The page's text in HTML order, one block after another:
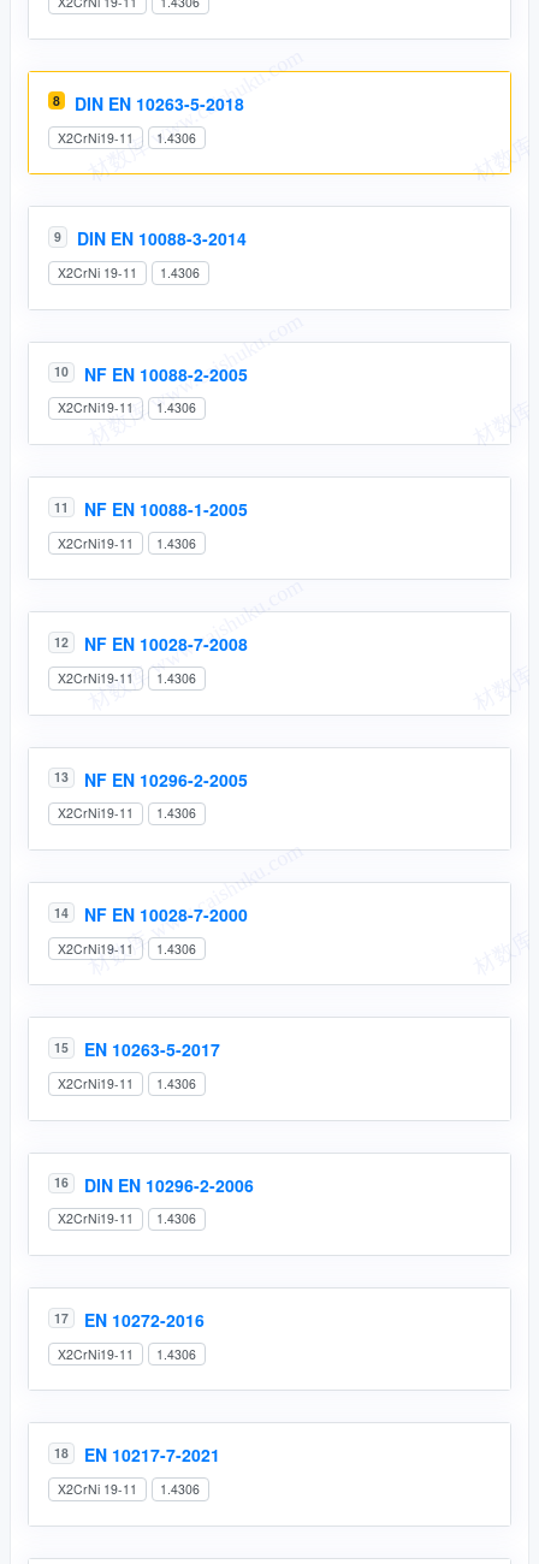
8 DIN EN 10263-5-2018
X2CrNi19-11 1.4306
9 DIN EN 10088-3-2014
X2CrNi 19-11 1.4306
10 NF EN 10088-2-2005
X2CrNi19-11 1.4306
11 NF EN 10088-1-2005
X2CrNi19-11 1.4306
12 NF EN 10028-7-2008
X2CrNi19-11 1.4306
13 NF EN 10296-2-2005
X2CrNi19-11 1.4306
14 NF EN 10028-7-2000
X2CrNi19-11 1.4306
15 EN 10263-5-2017
X2CrNi19-11 1.4306
16 DIN EN 10296-2-2006
X2CrNi19-11 1.4306
17 EN 10272-2016
X2CrNi19-11 1.4306
18 EN 10217-7-2021
X2CrNi 19-11 1.4306